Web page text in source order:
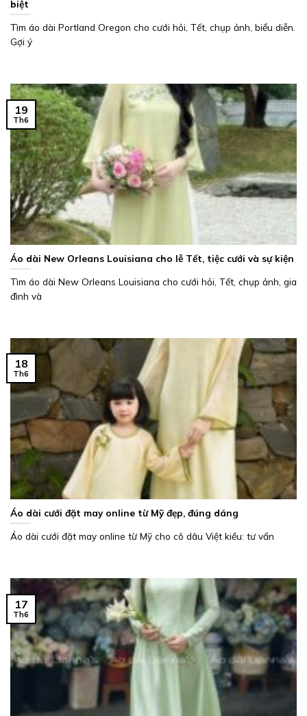
biệt
Tìm áo dài Portland Oregon cho cưới hỏi, Tết, chụp ảnh, biểu diễn.
Gợi ý
Áo dài New Orleans Louisiana cho lễ Tết, tiệc cưới và sự kiện
Tìm áo dài New Orleans Louisiana cho cưới hỏi, Tết, chụp ảnh, gia
đình và
19
Th6
Áo dài cưới đặt may online từ Mỹ đẹp, đúng dáng
Áo dài cưới đặt may online từ Mỹ cho cô dâu Việt kiều: tư vấn
18
Th6
17
Th6